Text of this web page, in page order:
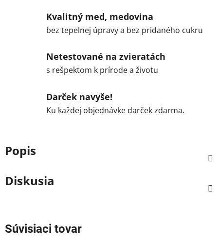
Kvalitný med, medovina
bez tepelnej úpravy a bez pridaného cukru
Netestované na zvieratách
s rešpektom k prírode a životu
Darček navyše!
Ku každej objednávke darček zdarma.
Popis
Diskusia
Súvisiaci tovar